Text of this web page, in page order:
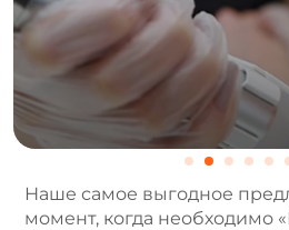
Наше самое выгодное
момент, когда необходимо